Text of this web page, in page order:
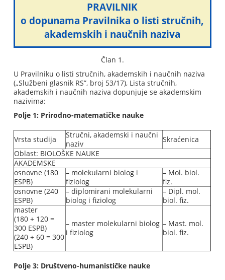
PRAVILNIK
o dopunama Pravilnika o listi stručnih,
akademskih i naučnih naziva
Član 1.
U Pravilniku o listi stručnih, akademskih i naučnih naziva
(„Službeni glasnik RS”, broj 53/17), Lista stručnih,
akademskih i naučnih naziva dopunjuje se akademskim
nazivima:
Polje 1: Prirodno-matematičke nauke
Vrsta studija
Stručni, akademski i naučni
naziv
Skraćenica
Oblast: BIOLOŠKE NAUKE
AKADEMSKE
osnovne (180
ESPB)
– molekularni biolog i
fiziolog
– Mol. biol.
fiz.
osnovne (240
ESPB)
– diplomirani molekularni
biolog i fiziolog
– Dipl. mol.
biol. fiz.
master
(180 + 120 =
300 ESPB)
(240 + 60 = 300
ESPB)
– master molekularni biolog
i fiziolog
– Mast. mol.
biol. fiz.
Polje 3: Društveno-humanističke nauke